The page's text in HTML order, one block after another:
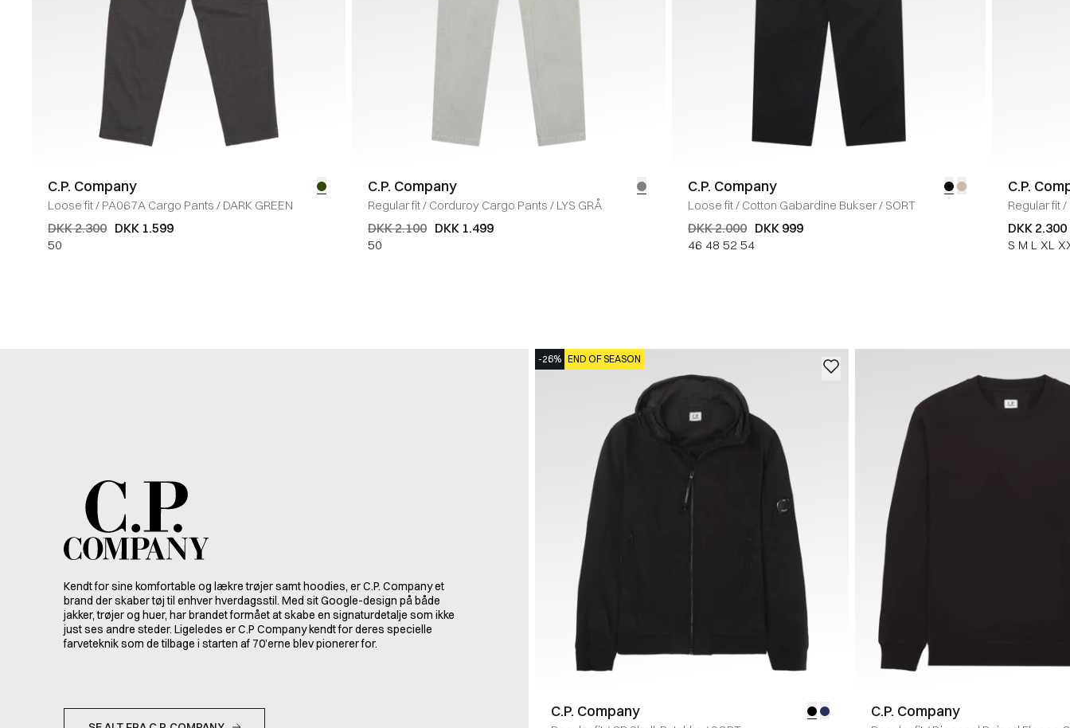
C.P. Company
Loose fit/ PA067A Cargo Pants / DARK GREEN
DKK 2.300 DKK 1.599
50
C.P. Company
Regular fit/ Corduroy Cargo Pants / LYS GRÅ
DKK 2.100 DKK 1.499
50
C.P. Company
Loose fit/ Cotton Gabardine Bukser/ SORT
DKK 2.000 DKK 999
46 48 52 54
C.P.
Regular fit/
DKK 2.300
S M L XL
Kendt for sine komfortable og lækre trøjer samt hoodies, er C.P. Company et
brand der skaber tøj til enhver hverdagsstil. Med sit Google-design på både
jakker, trøjer og huer, har brandet formået at skabe en signaturdetalje som ikke
just ses andre steder. Ligeledes er C.P Company kendt for deres specielle
farveteknik som de tilbage i starten af 70’erne blev pionerer for.
-26% END OF SEASON
C.P. Company C.P. Company